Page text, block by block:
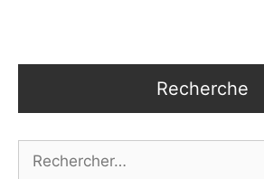
Recherche